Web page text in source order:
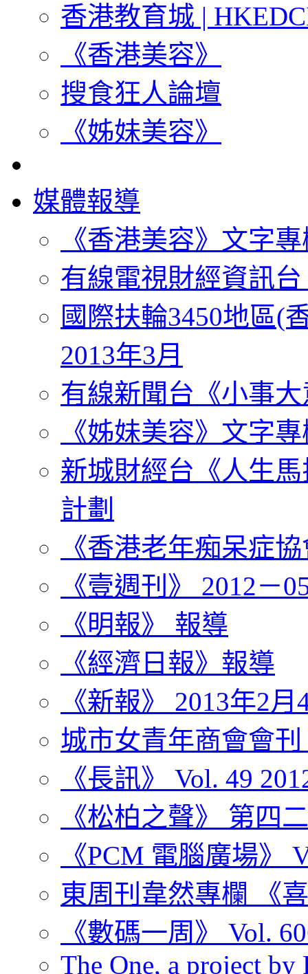
香港教育城 |
《香港美容》
搜食狂人論壇
《姊妹美容》
媒體報導
《香港美容》文字
有線電視財經資訊
國際扶輪3450地區(
2013年3月
有線新聞台《小事
《姊妹美容》文字
新城財經台《人生
計劃
《香港老年痴呆症
《壹週刊》 2012－
《明報》 報導
《經濟日報》報導
《新報》 2013年2月
城市女青年商會會
《長訊》 Vol. 49
《松柏之聲》 第四
《PCM 電腦廣場》
東周刊韋然專欄 《
《數碼一周》 Vol.
The One, a project